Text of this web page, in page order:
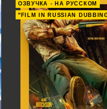
ОЗВУЧКА - НА РУССКОМ
"FILM IN RUSSIAN